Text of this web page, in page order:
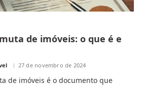
de imóveis: o que é e
27 de novembro de 2024
de imóveis é o documento que